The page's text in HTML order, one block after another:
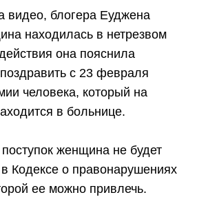
видео, блогера Еуджена
находилась в нетрезвом
она пояснила
с 23 февраля
человека, который на
в больнице.
женщина не будет
в Кодексе о правонарушениях
ее можно привлечь.